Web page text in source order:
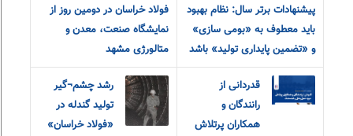
پیشنهادات برتر سال: نظام بهبود
باید معطوف به «بومی سازی»
و «تضمین پایداری تولید» باشد
فولاد خراسان در دومین روز از
نمایشگاه صنعت، معدن و
متالورژی مشهد
قدردانی از
رانندگان و
همکاران پرتلاش
رشد چشم¬گیر
تولید گندله در
«فولاد خراسان»